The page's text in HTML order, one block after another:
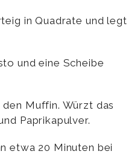
in Quadrate und legt
und eine Scheibe
Muffin. Würzt das
Paprikapulver.
etwa 20 Minuten bei